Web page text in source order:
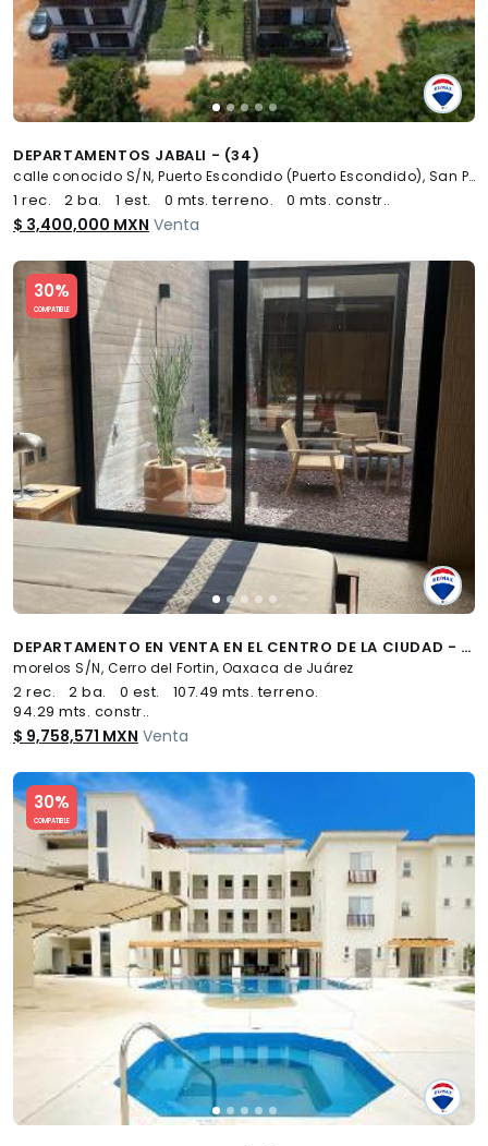
DEPARTAMENTOS JABALI - (34)
calle conocido S/N, Puerto Escondido (Puerto Escondido), San Pedro Mixtepec -Dto. 22 -
1 rec. 2 ba. 1 est. 0 mts. terreno. 0 mts. constr..
$ 3,400,000 MXN Venta
30%
COMPATIBLE
Slide 1 of 5
DEPARTAMENTO EN VENTA EN EL CENTRO DE LA CIUDAD - (34)
morelos S/N, Cerro del Fortin, Oaxaca de Juárez
2 rec. 2 ba. 0 est.
107.49 mts. terreno.
94.29 mts. constr..
$ 9,758,571 MXN Venta
30%
COMPATIBLE
Slide 1 of 5